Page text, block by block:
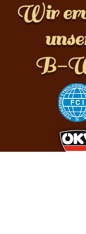
Wir
B-